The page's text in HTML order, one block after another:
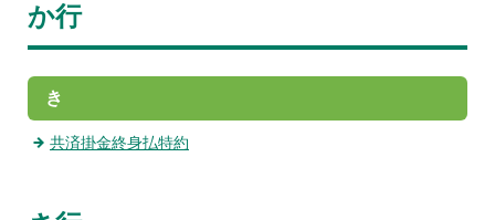
か行
き
共済掛金終身払特約